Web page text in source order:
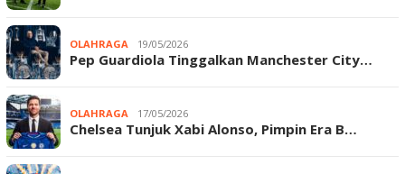
OLAHRAGA 19/05/2026
Pep Guardiola Tinggalkan Manchester City…
OLAHRAGA 17/05/2026
Chelsea Tunjuk Xabi Alonso, Pimpin Era B…